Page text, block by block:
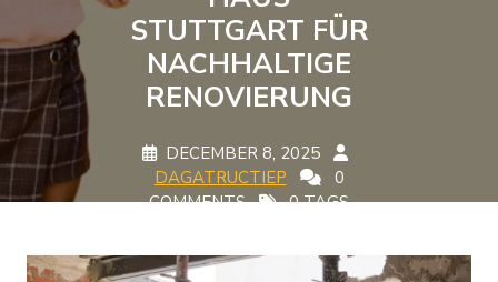
STUTTGART FÜR
NACHHALTIGE
RENOVIERUNG
DECEMBER 8, 2025
DAGATRUCTIEP
0
COMMENTS
0 TAGS